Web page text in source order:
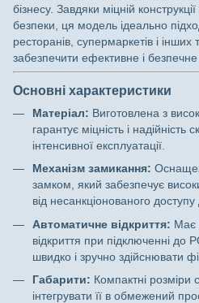
бізнесу. Завдяки міцній
безпеки, ця модель ідеально
ресторанів, супермаркетів і
забезпечити ефективне і безпечне
Основні характеристики
Матеріал: Виготовлена з
гарантує міцність і надійність
інтенсивної експлуатації.
Механізм замикання:
замком, який забезпечує
від несанкціонованого доступу
Автоматичне відкриття: Має
відкриття при підключенні до
швидко і зручно здійснювати
Габарити: Компактні розміри
інтегрувати її в обмежений